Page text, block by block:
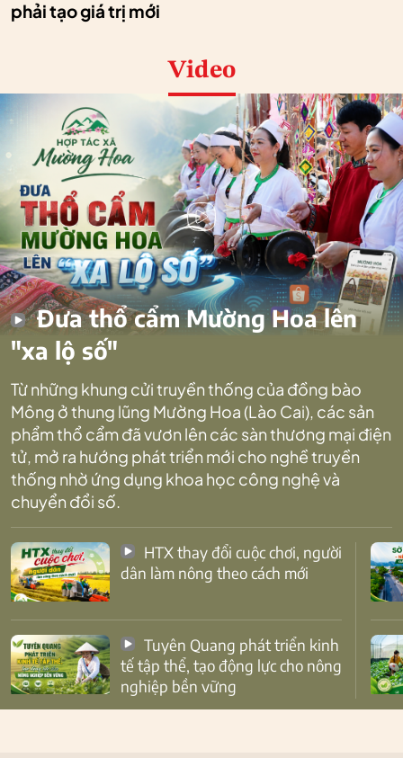
phải tạo giá trị mới
Video
Đưa thổ cẩm Mường Hoa lên
"xa lộ số"
Từ những khung cửi truyền thống của đồng bào
Mông ở thung lũng Mường Hoa (Lào Cai), các sản
phẩm thổ cẩm đã vươn lên các sàn thương mại điện
tử, mở ra hướng phát triển mới cho nghề truyền
thống nhờ ứng dụng khoa học công nghệ và
chuyển đổi số.
dân làm nông theo cách mới
tế tập thể, tạo động lực cho nông
nghiệp bền vững